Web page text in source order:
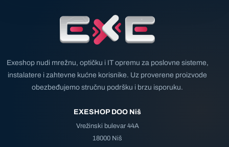
Exeshop nudi mrežnu, optičku i IT opremu za poslovne sisteme,
instalatere i zahtevne kućne korisnike. Uz proverene proizvode
obezbeđujemo stručnu podršku i brzu isporuku.
EXESHOP DOO Niš
Vrežinski bulevar 44A
18000 Niš